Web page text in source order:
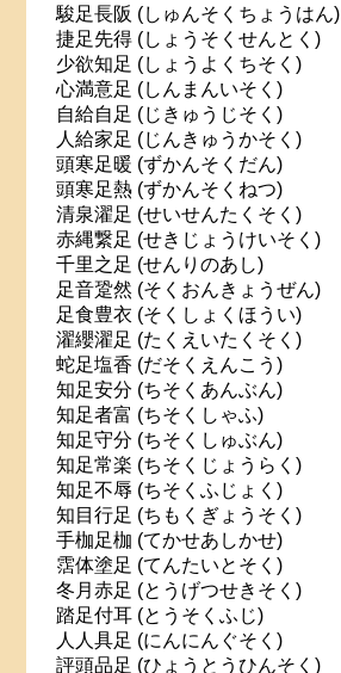
駿足長阪 (しゅんそくちょうはん)
捷足先得 (しょうそくせんとく)
少欲知足 (しょうよくちそく)
心満意足 (しんまんいそく)
自給自足 (じきゅうじそく)
人給家足 (じんきゅうかそく)
頭寒足暖 (ずかんそくだん)
頭寒足熱 (ずかんそくねつ)
清泉濯足 (せいせんたくそく)
赤縄繋足 (せきじょうけいそく)
千里之足 (せんりのあし)
足音跫然 (そくおんきょうぜん)
足食豊衣 (そくしょくほうい)
濯纓濯足 (たくえいたくそく)
蛇足塩香 (だそくえんこう)
知足安分 (ちそくあんぶん)
知足者富 (ちそくしゃふ)
知足守分 (ちそくしゅぶん)
知足常楽 (ちそくじょうらく)
知足不辱 (ちそくふじょく)
知目行足 (ちもくぎょうそく)
手枷足枷 (てかせあしかせ)
霑体塗足 (てんたいとそく)
冬月赤足 (とうげつせきそく)
踏足付耳 (とうそくふじ)
人人具足 (にんにんぐそく)
評頭品足 (ひょうとうひんそく)